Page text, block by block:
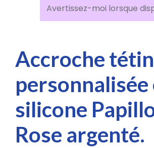
Avertissez-moi lorsque
Accroche
personnalisée
silicone
Rose argenté.